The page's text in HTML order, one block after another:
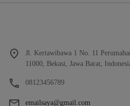
Jl. Kertawibawa 1 No. 11
11000, Bekasi, Jawa Barat,
08123456789
emailsaya@gmail.com